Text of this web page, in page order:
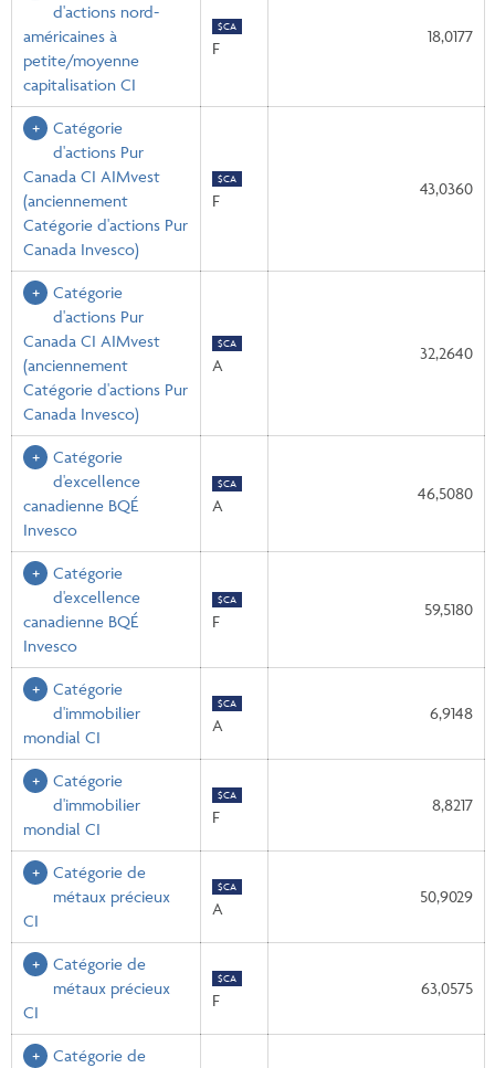
d'actions nord-
américaines à
petite/moyenne
capitalisation CI
$CA
F
18,0177
Catégorie
d'actions Pur
Canada CI AIMvest
(anciennement
Catégorie d'actions Pur
Canada Invesco)
$CA
F
43,0360
Catégorie
d'actions Pur
Canada CI AIMvest
(anciennement
Catégorie d'actions Pur
Canada Invesco)
$CA
A
32,2640
Catégorie
d'excellence
canadienne BQÉ
Invesco
$CA
A
46,5080
Catégorie
d'excellence
canadienne BQÉ
Invesco
$CA
F
59,5180
Catégorie
d'immobilier
mondial CI
$CA
A
6,9148
Catégorie
d'immobilier
mondial CI
$CA
F
8,8217
Catégorie de
métaux précieux
CI
$CA
A
50,9029
Catégorie de
métaux précieux
CI
$CA
F
63,0575
Catégorie de